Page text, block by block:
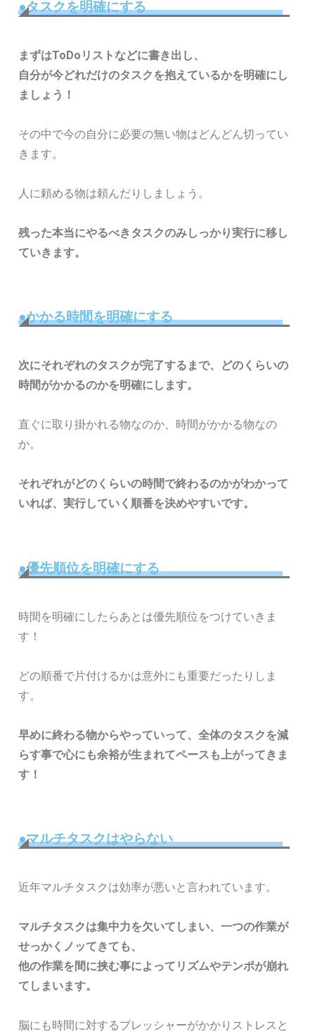
●タスクを明確にする
まずはToDoリストなどに書き出し、
自分が今どれだけのタスクを抱えているかを明確にし
ましょう！
その中で今の自分に必要の無い物はどんどん切ってい
きます。
人に頼める物は頼んだりしましょう。
残った本当にやるべきタスクのみしっかり実行に移し
ていきます。
●かかる時間を明確にする
次にそれぞれのタスクが完了するまで、どのくらいの
時間がかかるのかを明確にします。
直ぐに取り掛かれる物なのか、時間がかかる物なの
か。
それぞれがどのくらいの時間で終わるのかがわかって
いれば、実行していく順番を決めやすいです。
●優先順位を明確にする
時間を明確にしたらあとは優先順位をつけていきま
す！
どの順番で片付けるかは意外にも重要だったりしま
す。
早めに終わる物からやっていって、全体のタスクを減
らす事で心にも余裕が生まれてペースも上がってきま
す！
●マルチタスクはやらない
近年マルチタスクは効率が悪いと言われています。
マルチタスクは集中力を欠いてしまい、一つの作業が
せっかくノッてきても、
他の作業を間に挟む事によってリズムやテンポが崩れ
てしまいます。
脳にも時間に対するプレッシャーがかかりストレスと